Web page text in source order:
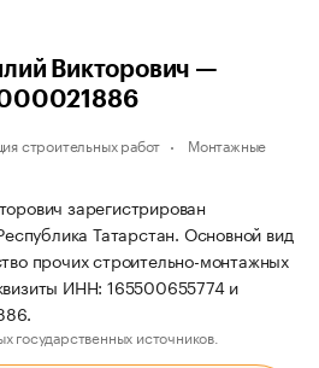
Викторович —
строительных работ
Монтажные
зарегистрирован
Татарстан. Основной вид
прочих строительно-монтажных
ИНН: 165500655774 и
государственных источников.